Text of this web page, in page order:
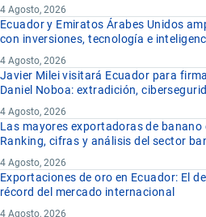
4 Agosto, 2026
Ecuador y Emiratos Árabes Unidos
con inversiones, tecnología e
4 Agosto, 2026
Javier Milei visitará Ecuador para
Daniel Noboa: extradición,
4 Agosto, 2026
Las mayores exportadoras de banano
Ranking, cifras y análisis del sector
4 Agosto, 2026
Exportaciones de oro en Ecuador: El
récord del mercado internacional
4 Agosto, 2026